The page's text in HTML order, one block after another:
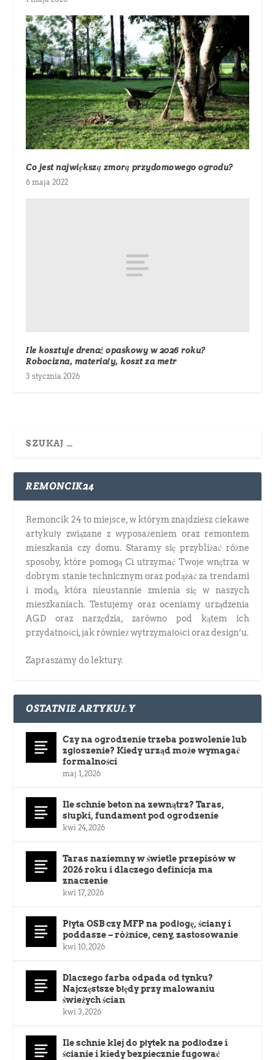
Co jest największą zmorą przydomowego ogrodu?
6 maja 2022
Ile kosztuje drenaż opaskowy w 2026 roku?
Robocizna, materiały, koszt za metr
3 stycznia 2026
REMONCIK24
Remoncik 24 to miejsce, w którym znajdziesz ciekawe
artykuły związane z wyposażeniem oraz remontem
mieszkania czy domu. Staramy się przybliżać różne
sposoby, które pomogą Ci utrzymać Twoje wnętrza w
dobrym stanie technicznym oraz podążać za trendami
i modą, która nieustannie zmienia się w naszych
mieszkaniach. Testujemy oraz oceniamy urządzenia
AGD oraz narzędzia, zarówno pod kątem ich
przydatności, jak również wytrzymałości oraz design’u.
Zapraszamy do lektury.
OSTATNIE ARTYKUŁY
Czy na ogrodzenie trzeba pozwolenie lub
zgłoszenie? Kiedy urząd może wymagać
formalności
maj 1, 2026
Ile schnie beton na zewnątrz? Taras,
słupki, fundament pod ogrodzenie
kwi 24, 2026
Taras naziemny w świetle przepisów w
2026 roku i dlaczego definicja ma
znaczenie
kwi 17, 2026
Płyta OSB czy MFP na podłogę, ściany i
poddasze – różnice, ceny, zastosowanie
kwi 10, 2026
Dlaczego farba odpada od tynku?
Najczęstsze błędy przy malowaniu
świeżych ścian
kwi 3, 2026
Ile schnie klej do płytek na podłodze i
ścianie i kiedy bezpiecznie fugować